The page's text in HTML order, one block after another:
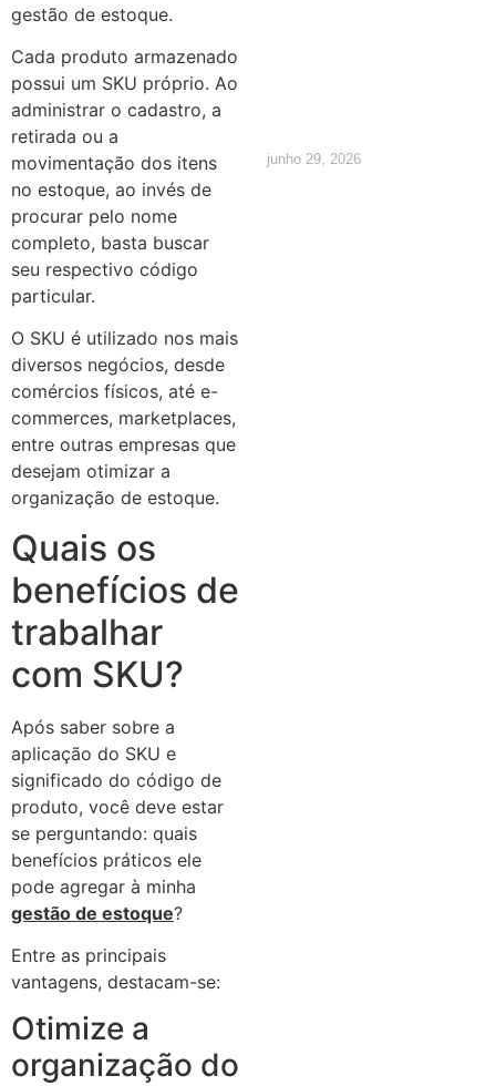
gestão de estoque.
Cada produto armazenado
possui um SKU próprio. Ao
administrar o cadastro, a
retirada ou a
movimentação dos itens
no estoque, ao invés de
procurar pelo nome
completo, basta buscar
seu respectivo código
particular.
O SKU é utilizado nos mais
diversos negócios, desde
comércios físicos, até e-
commerces, marketplaces,
entre outras empresas que
desejam otimizar a
organização de estoque.
Quais os
benefícios de
trabalhar
com SKU?
Após saber sobre a
aplicação do SKU e
significado do código de
produto, você deve estar
se perguntando: quais
benefícios práticos ele
pode agregar à minha
gestão de estoque?
Entre as principais
vantagens, destacam-se:
Otimize a
organização do
junho 29, 2026